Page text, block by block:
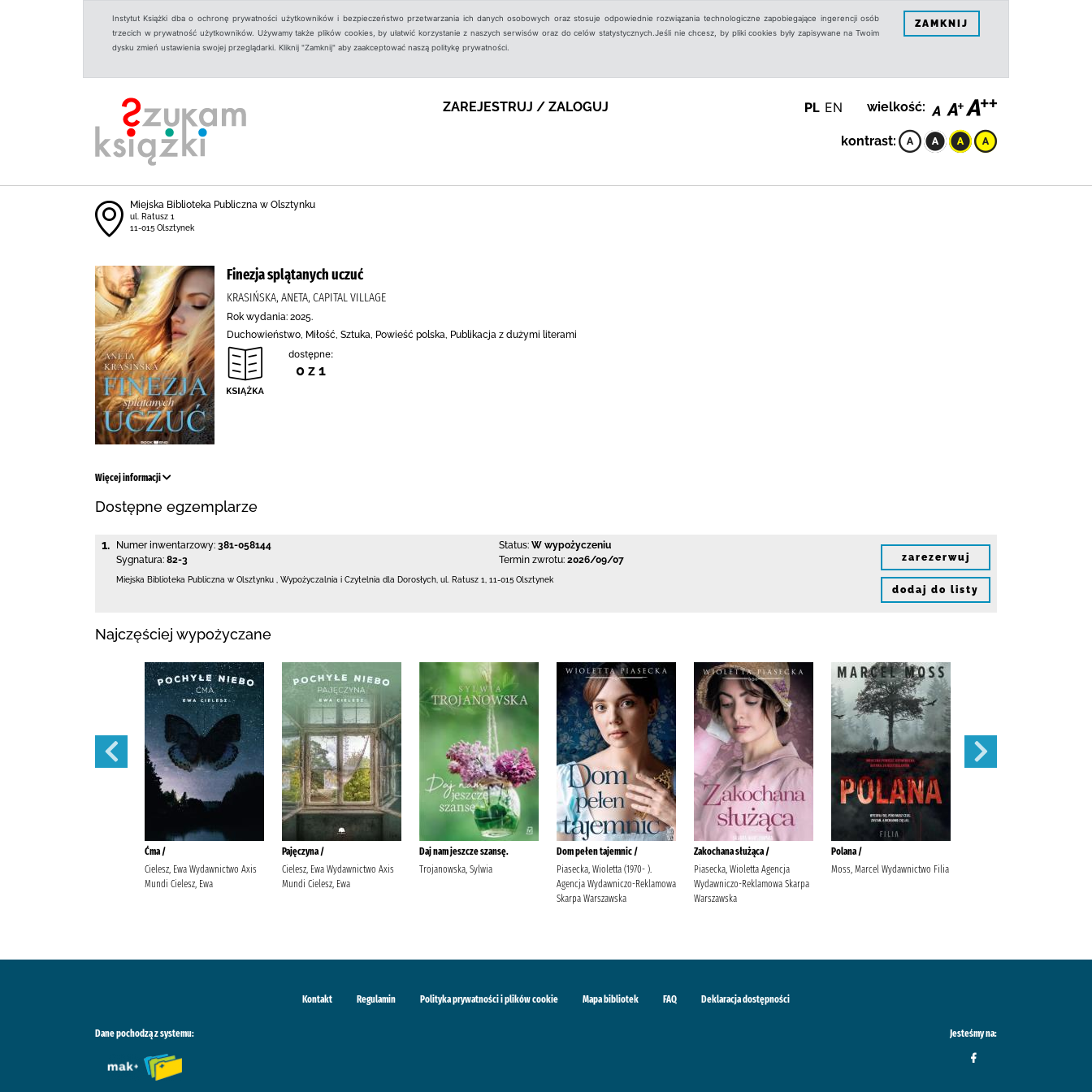
Instytut Książki dba o ochronę prywatności użytkowników i bezpieczeństwo przetwarzania ich danych osobowych oraz stosuje odpowiednie rozwiązania technologiczne zapobiegające ingerencji osób
trzecich w prywatność użytkowników. Używamy także plików cookies, by ułatwić korzystanie z naszych serwisów oraz do celów statystycznych.Jeśli nie chcesz, by pliki cookies były zapisywane na Twoim
dysku zmień ustawienia swojej przeglądarki. Kliknij "Zamknij" aby zaakceptować naszą politykę prywatności.
ZAMKNIJ
ZAREJESTRUJ / ZALOGUJ PL EN wielkość:
kontrast:
Miejska Biblioteka Publiczna w Olsztynku
ul. Ratusz 1
11-015 Olsztynek
Finezja splątanych uczuć
KRASIŃSKA, ANETA, CAPITAL VILLAGE
Rok wydania: 2025.
Duchowieństwo, Miłość, Sztuka, Powieść polska, Publikacja z dużymi literami
dostępne:
0 z 1
Więcej informacji
Dostępne egzemplarze
1. Numer inwentarzowy: 381-058144
Sygnatura: 82-3
Status: W wypożyczeniu
Termin zwrotu: 2026/09/07
Miejska Biblioteka Publiczna w Olsztynku Wypożyczalnia i Czytelnia dla Dorosłych, ul. Ratusz 1 11-015 Olsztynek
zarezerwuj
dodaj do listy
Najczęściej wypożyczane
Ćma /
Cielesz, Ewa Wydawnictwo Axis
Mundi Cielesz, Ewa
Pajęczyna /
Cielesz, Ewa Wydawnictwo Axis
Mundi Cielesz, Ewa
Daj nam jeszcze szansę.
Trojanowska, Sylwia
Dom pełen tajemnic /
Piasecka, Wioletta (1970- ).
Agencja Wydawniczo-Reklamowa
Skarpa Warszawska
Zakochana służąca /
Piasecka, Wioletta Agencja
Wydawniczo-Reklamowa Skarpa
Warszawska
Polana /
Moss, Marcel Wydawnictwo Filia
Kontakt Regulamin Polityka prywatności i plików cookie Mapa bibliotek FAQ Deklaracja dostępności
Dane pochodzą z systemu: Jesteśmy na: